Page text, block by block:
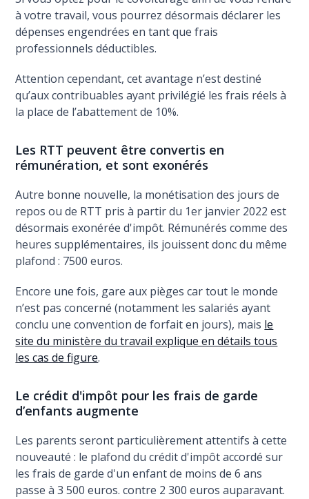
à votre travail, vous pourrez désormais déclarer les
dépenses engendrées en tant que frais
professionnels déductibles.
Attention cependant, cet avantage n’est destiné
qu’aux contribuables ayant privilégié les frais réels à
la place de l’abattement de 10%.
Les RTT peuvent être convertis en
rémunération, et sont exonérés
Autre bonne nouvelle, la monétisation des jours de
repos ou de RTT pris à partir du 1er janvier 2022 est
désormais exonérée d'impôt. Rémunérés comme des
heures supplémentaires, ils jouissent donc du même
plafond : 7500 euros.
Encore une fois, gare aux pièges car tout le monde
n’est pas concerné (notamment les salariés ayant
conclu une convention de forfait en jours), mais le
site du ministère du travail explique en détails tous
les cas de figure.
Le crédit d'impôt pour les frais de garde
d’enfants augmente
Les parents seront particulièrement attentifs à cette
nouveauté : le plafond du crédit d'impôt accordé sur
les frais de garde d'un enfant de moins de 6 ans
passe à 3 500 euros. contre 2 300 euros auparavant.